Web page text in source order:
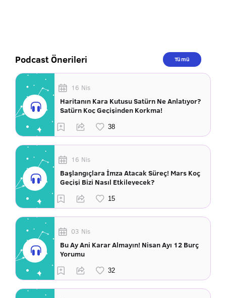
Podcast Önerileri Tümü
16 Nis
Haritanın Kara Kutusu Satürn Ne Anlatıyor?
Satürn Koç Geçişinden Korkma!
16 Nis
Başlangıçlara İmza Atacak Süreç! Mars Koç
Geçişi Bizi Nasıl Etkileyecek?
03 Nis
Bu Ay Ani Karar Almayın! Nisan Ayı 12 Burç
Yorumu